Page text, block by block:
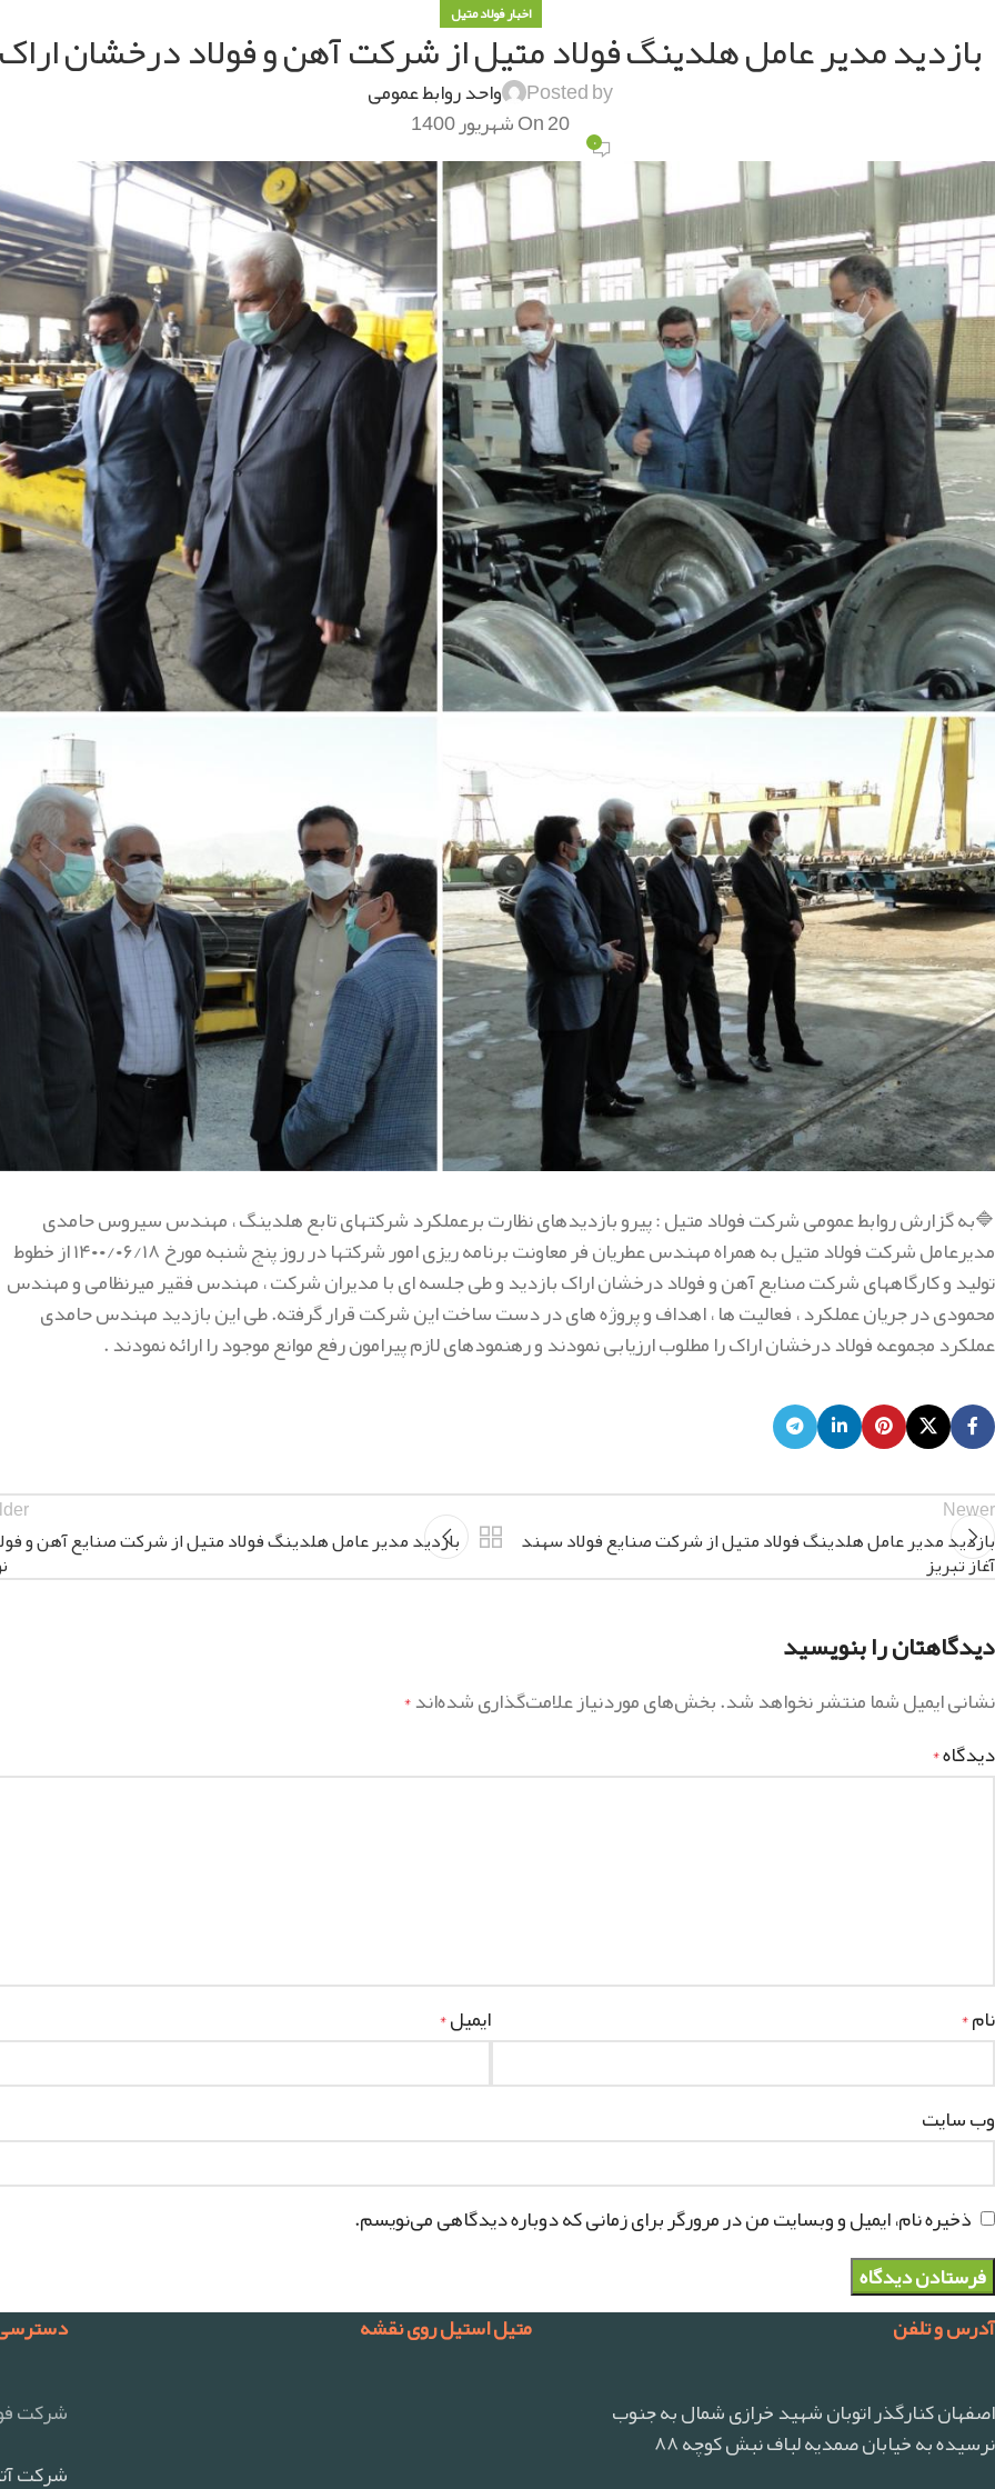
اخبار فولاد متیل
بازدید مدیر عامل هلدینگ فولاد متیل از شرکت آهن و فولاد درخشان اراک
Posted by واحد روابط عمومی
On 20 شهریور 1400 ۰
🔷به گزارش روابط عمومی شرکت فولاد متیل : پیرو بازدیدهای نظارت برعملکرد شرکتهای تابع هلدینگ ، مهندس سیروس حامدی
مدیرعامل شرکت فولاد متیل به همراه مهندس عطریان فر معاونت برنامه ریزی امور شرکتها در روز پنج شنبه مورخ ١۴٠٠/٠۶/١٨ از خطوط
تولید و کارگاههای شرکت صنایع آهن و فولاد درخشان اراک بازدید و طی جلسه ای با مدیران شرکت ، مهندس فقیر میرنظامی و مهندس
محمودی در جریان عملکرد ، فعالیت ها ، اهداف و پروژه های در دست ساخت این شرکت قرار گرفته. طی این بازدید مهندس حامدی
عملکرد مجموعه فولاد درخشان اراک را مطلوب ارزیابی نمودند و رهنمودهای لازم پیرامون رفع موانع موجود را ارائه نمودند .
Newer
بازدید مدیر عامل هلدینگ فولاد متیل از شرکت صنایع فولاد سهند
آغاز تبریز
بازدید مدیر عامل هلدینگ فولاد متیل از شرکت صنایع آهن و
دیدگاهتان را بنویسید
نشانی ایمیل شما منتشر نخواهد شد.بخش‌های موردنیاز علامت‌گذاری شده‌اند*
دیدگاه*
نام* ایمیل*
وب‌ سایت
ذخیره نام، ایمیل و وبسایت من در مرورگر برای زمانی که دوباره دیدگاهی می‌نویسم.
آدرس و تلفن
اصفهان کنارگذر اتوبان شهید خرازی شمال به جنوب
نرسیده به خیابان صمدیه لباف نبش کوچه ۸۸
متیل استیل روی نقشه
شرکت
شرکت